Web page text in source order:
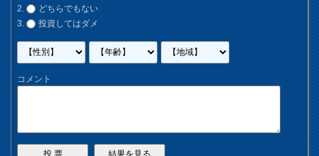
どちらでもない
投資してはダメ
コメント